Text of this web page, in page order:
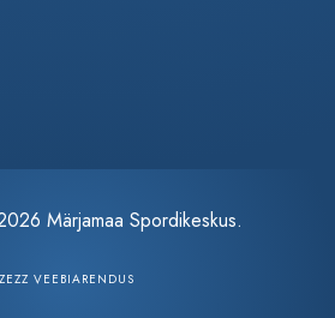
Märjamaa Spordikeskus.
ZEZZ VEEBIARENDUS